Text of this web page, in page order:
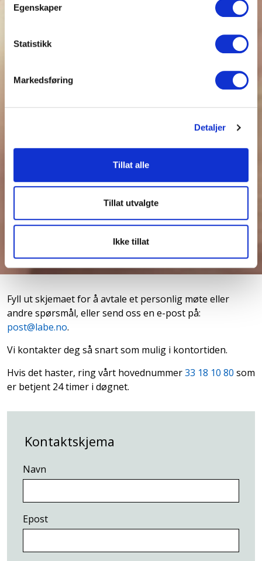
Egenskaper
Statistikk
Markedsføring
Detaljer
Tillat alle
Tillat utvalgte
Ikke tillat
Kontaktskjema
Navn
Epost
Fyll ut skjemaet for å avtale et personlig møte eller
andre spørsmål, eller send oss en e-post på:
post@labe.no.
Vi kontakter deg så snart som mulig i kontortiden.
Hvis det haster, ring vårt hovednummer33 18 10 80 som
er betjent 24 timer i døgnet.